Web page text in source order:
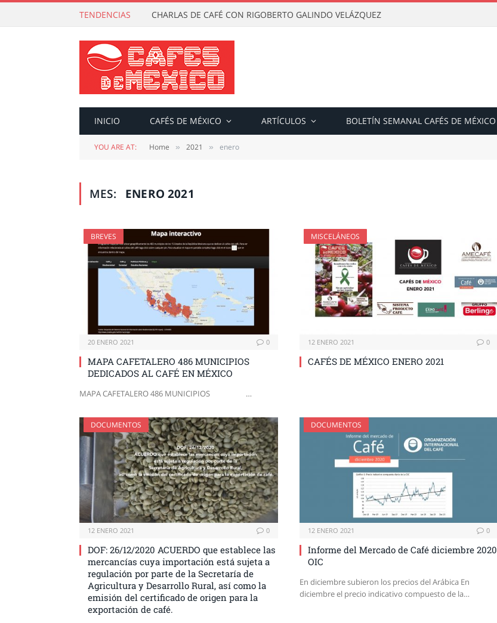
TENDENCIAS CHARLAS DE CAFÉ CON RIGOBERTO GALINDO VELÁZQUEZ
INICIO CAFÉS DE MÉXICO ARTÍCULOS BOLETÍN SEMANAL CAFÉS DE MÉXICO
YOU ARE AT: Home » 2021 » enero
MES: ENERO 2021
BREVES
20 ENERO 2021 0
MAPA CAFETALERO 486 MUNICIPIOS
DEDICADOS AL CAFÉ EN MÉXICO
MAPA CAFETALERO 486 MUNICIPIOS …
MISCELÁNEOS
12 ENERO 2021 0
CAFÉS DE MÉXICO ENERO 2021
DOCUMENTOS
12 ENERO 2021 0
DOF: 26/12/2020 ACUERDO que establece las
mercancías cuya importación está sujeta a
regulación por parte de la Secretaría de
Agricultura y Desarrollo Rural, así como la
emisión del certificado de origen para la
exportación de café.
DOCUMENTOS
12 ENERO 2021 0
Informe del Mercado de Café diciembre 2020
OIC
En diciembre subieron los precios del Arábica En
diciembre el precio indicativo compuesto de la…